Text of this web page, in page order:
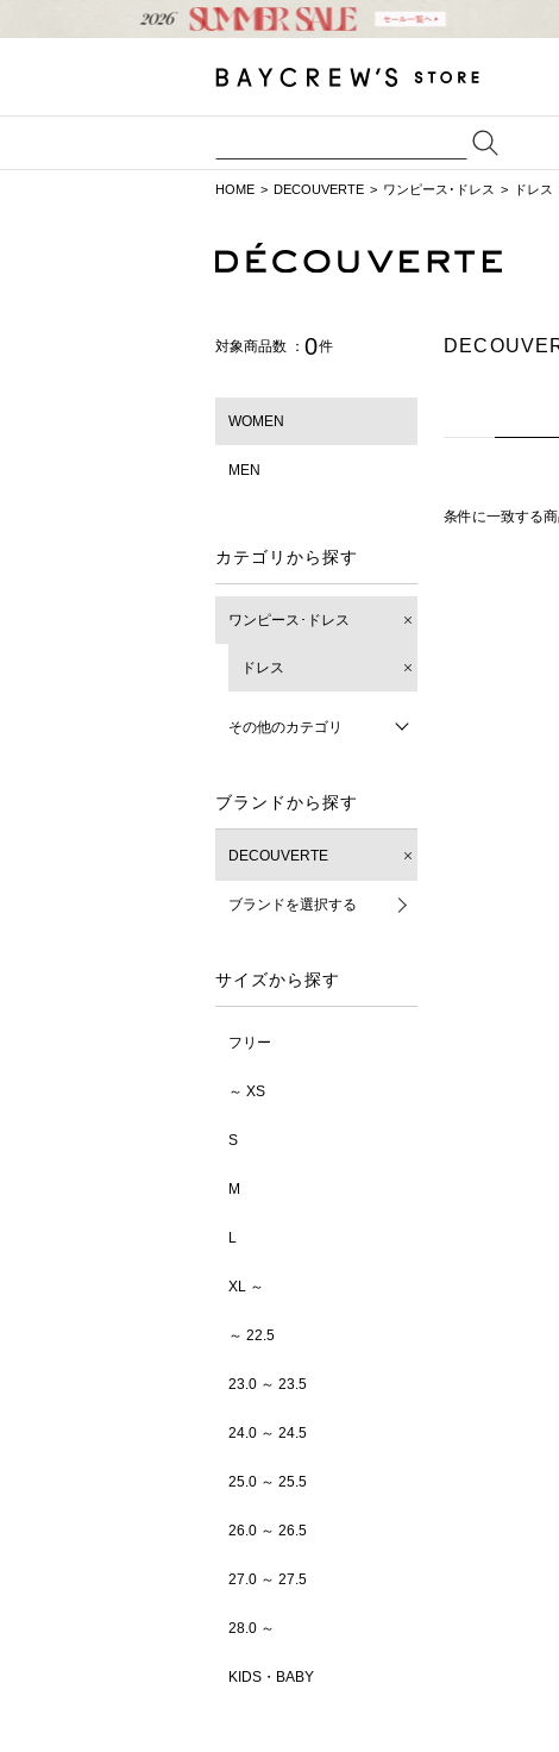
HOME DECOUVERTE ワンピース･ドレス ドレス
対象商品数 ： 0件
WOMEN
MEN
カテゴリから探す
ワンピース･ドレス
ドレス
その他のカテゴリ
ブランドから探す
DECOUVERTE
ブランドを選択する
サイズから探す
フリー
～ XS
S
M
L
XL ～
～ 22.5
23.0 ～ 23.5
24.0 ～ 24.5
25.0 ～ 25.5
26.0 ～ 26.5
27.0 ～ 27.5
28.0 ～
KIDS・BABY
条件に一致する